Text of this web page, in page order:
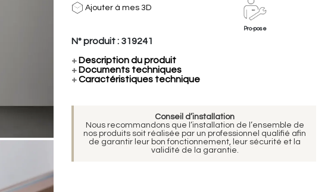
Ajouter à mes 3D
Pro-pose
N° produit : 319241
+Description du produit
+Documents techniques
+Caractéristiques technique
Conseil d’installation
Nous recommandons que l’installation de l’ensemble de
nos produits soit réalisée par un professionnel qualifié afin
de garantir leur bon fonctionnement, leur sécurité et la
validité de la garantie.